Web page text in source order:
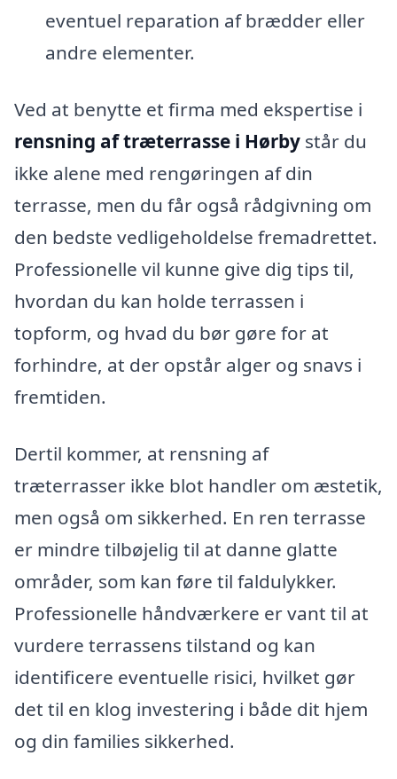
eventuel reparation af brædder eller
andre elementer.
Ved at benytte et firma med ekspertise i
rensning af træterrasse i Hørby står du
ikke alene med rengøringen af din
terrasse, men du får også rådgivning om
den bedste vedligeholdelse fremadrettet.
Professionelle vil kunne give dig tips til,
hvordan du kan holde terrassen i
topform, og hvad du bør gøre for at
forhindre, at der opstår alger og snavs i
fremtiden.
Dertil kommer, at rensning af
træterrasser ikke blot handler om æstetik,
men også om sikkerhed. En ren terrasse
er mindre tilbøjelig til at danne glatte
områder, som kan føre til faldulykker.
Professionelle håndværkere er vant til at
vurdere terrassens tilstand og kan
identificere eventuelle risici, hvilket gør
det til en klog investering i både dit hjem
og din families sikkerhed.